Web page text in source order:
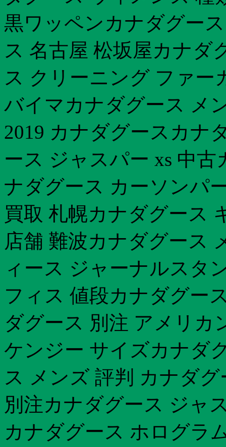
黒ワッペンカナダグー
ス 名古屋 松坂屋カナダ
ス クリーニング ファー
バイマカナダグース メ
2019 カナダグースカナ
ース ジャスパー xs 中
ナダグース カーソンパ
買取 札幌カナダグース
店舗 難波カナダグース
ィース ジャーナルスタ
フィス 値段カナダグー
ダグース 別注 アメリカ
ケンジー サイズカナダ
ス メンズ 評判 カナダ
別注カナダグース ジャ
カナダグース ホログラ